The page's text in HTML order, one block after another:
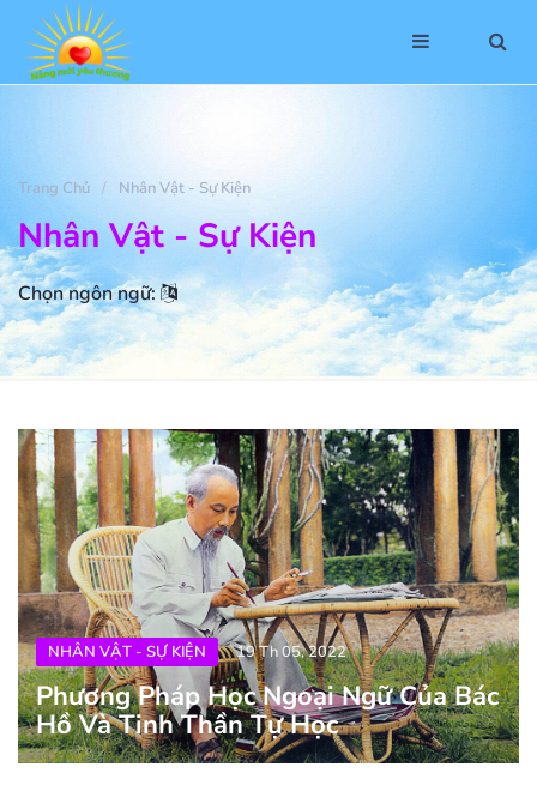
Trang Chủ Nhân Vật - Sự Kiện
Nhân Vật - Sự Kiện
Chọn ngôn ngữ:
NHÂN VẬT - SỰ KIỆN 19 Th 05, 2022
Phương Pháp Học Ngoại Ngữ Của Bác
Hồ Và Tinh Thần Tự Học